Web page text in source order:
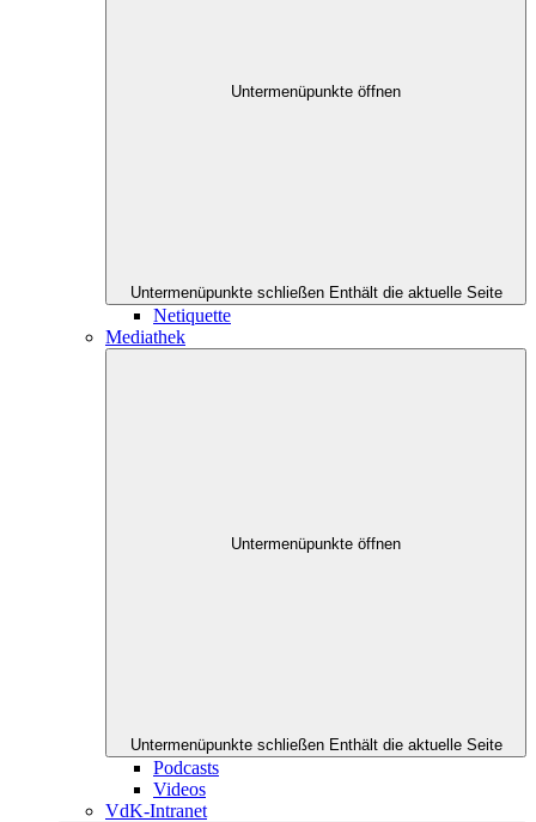
Untermenüpunkte öffnen
Untermenüpunkte schließen Enthält die aktuelle Seite
Netiquette
Mediathek
Untermenüpunkte öffnen
Untermenüpunkte schließen Enthält die aktuelle Seite
Podcasts
Videos
VdK-Intranet